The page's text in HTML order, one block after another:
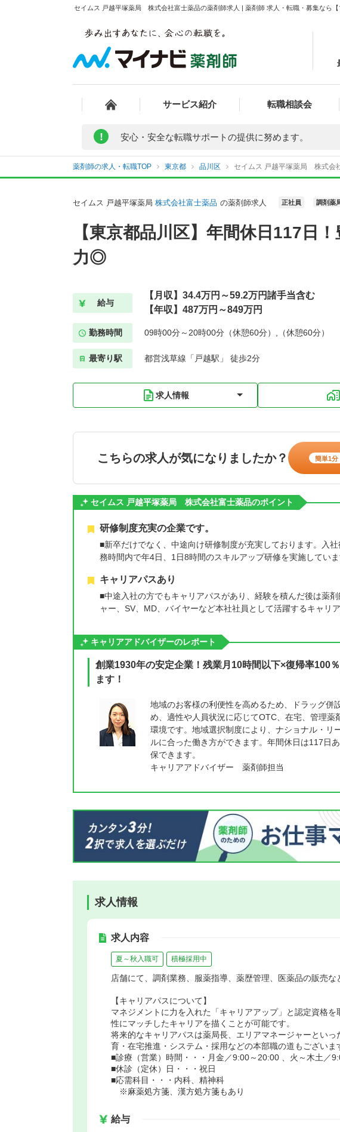
セイムス 戸越平塚薬局 株式会社富士薬品の薬剤師求人 | 薬剤師 求人・転職・募集なら【
サービス紹介 転職相談会
! 安心・安全な転職サポートの提供に努めます。
薬剤師の求人・転職TOP 東京都 品川区 セイムス 戸越平塚薬局 株式会
セイムス 戸越平塚薬局 株式会社富士薬品 の薬剤師求人 正社員 調剤薬
【東京都品川区】年間休日117日
力◎
給与
【月収】34.4万円～59.2万円諸手当含む
【年収】487万円～849万円
勤務時間 09時00分～20時00分（休憩60分）,（休憩60分）
最寄り駅 都営浅草線「戸越駅」 徒歩2分
求人情報
こちらの求人が気になりましたか？ 簡単1分
セイムス 戸越平塚薬局 株式会社富士薬品のポイント
研修制度充実の企業です。
■新卒だけでなく、中途向け研修制度が充実しております。入
務時間内で年4日、1日8時間のスキルアップ研修を実施していま
キャリアパスあり
■中途入社の方でもキャリアパスがあり、経験を積んだ後は薬
ャー、SV、MD、バイヤーなど本社社員として活躍するキャリア
キャリアアドバイザーのレポート
創業1930年の安定企業！残業月10時間以下×復帰率100
ます！
地域のお客様の利便性を高めるため、ドラッグ併
め、適性や人員状況に応じてOTC、在宅、管理
環境です。地域選択制度により、ナショナル・リ
ルに合った働き方ができます。年間休日は117日
保できます。
キャリアアドバイザー 薬剤師担当
求人情報
求人内容
夏～秋入職可 積極採用中
店舗にて、調剤業務、服薬指導、薬歴管理、医薬品の販売な
【キャリアパスについて】
マネジメントに力を入れた「キャリアアップ」と認定資格
性にマッチしたキャリアを描くことが可能です。
将来的なキャリアパスは薬局長、エリアマネージャーとい
育・在宅推進・システム・採用などの本部職の道もございま
■診療（営業）時間・・・月金／9:00～20:00 、火～木土／
■休診（定休）日・・・祝日
■応需科目・・・内科、精神科
※麻薬処方箋、漢方処方箋もあり
給与